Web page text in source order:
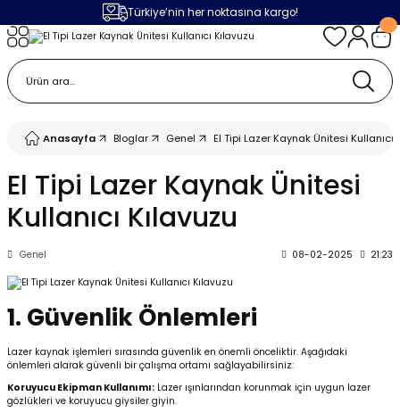
Türkiye’nin her noktasına kargo!
Anasayfa Bloglar Genel El Tipi Lazer Kaynak Ünitesi Kullanıcı
El Tipi Lazer Kaynak Ünitesi
Kullanıcı Kılavuzu
Genel 08-02-2025 21:23
1. Güvenlik Önlemleri
Lazer kaynak işlemleri sırasında güvenlik en önemli önceliktir. Aşağıdaki
önlemleri alarak güvenli bir çalışma ortamı sağlayabilirsiniz:
Koruyucu Ekipman Kullanımı: Lazer ışınlarından korunmak için uygun lazer
gözlükleri ve koruyucu giysiler giyin.
Geri Dön
Camı
Parçaları
Ürünleri
Geri Dön
Camları
Geri Dön
Sistemleri
Geri Dön
Montaj Ekipmanı